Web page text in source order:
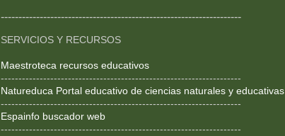
--------------------------------------------------------------------
SERVICIOS Y RECURSOS
Maestroteca recursos educativos
--------------------------------------------------------------------
Natureduca Portal educativo de ciencias naturales y educativas
--------------------------------------------------------------------
Espainfo buscador web
--------------------------------------------------------------------